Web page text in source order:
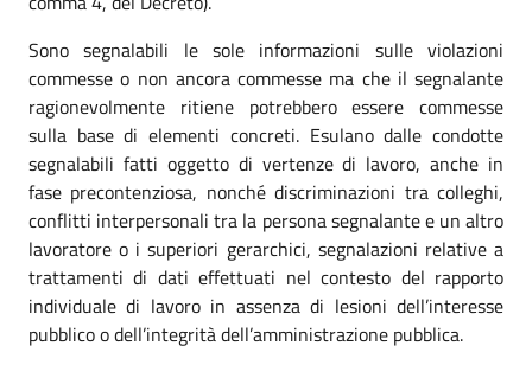
Sono segnalabili le sole informazioni sulle violazioni
commesse o non ancora commesse ma che il segnalante
ragionevolmente ritiene potrebbero essere commesse
sulla base di elementi concreti. Esulano dalle condotte
segnalabili fatti oggetto di vertenze di lavoro, anche in
fase precontenziosa, nonché discriminazioni tra colleghi,
conflitti interpersonali tra la persona segnalante e un altro
lavoratore o i superiori gerarchici, segnalazioni relative a
trattamenti di dati effettuati nel contesto del rapporto
individuale di lavoro in assenza di lesioni dell’interesse
pubblico o dell’integrità dell’amministrazione pubblica.